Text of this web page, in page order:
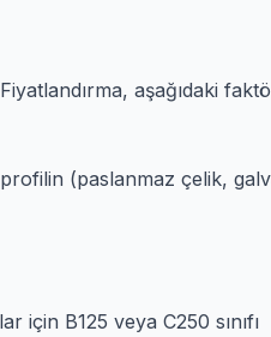
aşağıdaki
(paslanmaz çelik,
için B125 veya C250 sınıfı